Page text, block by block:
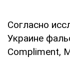
Согласно
Украине
Compliment,